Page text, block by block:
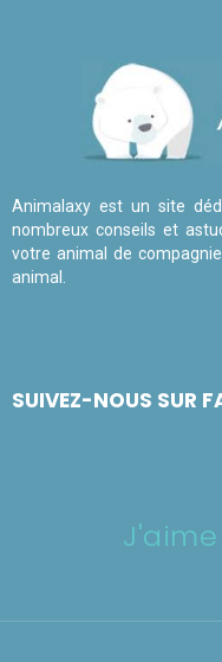
Animalaxy est un site
nombreux conseils et
votre animal de
animal.
SUIVEZ-NOUS SUR